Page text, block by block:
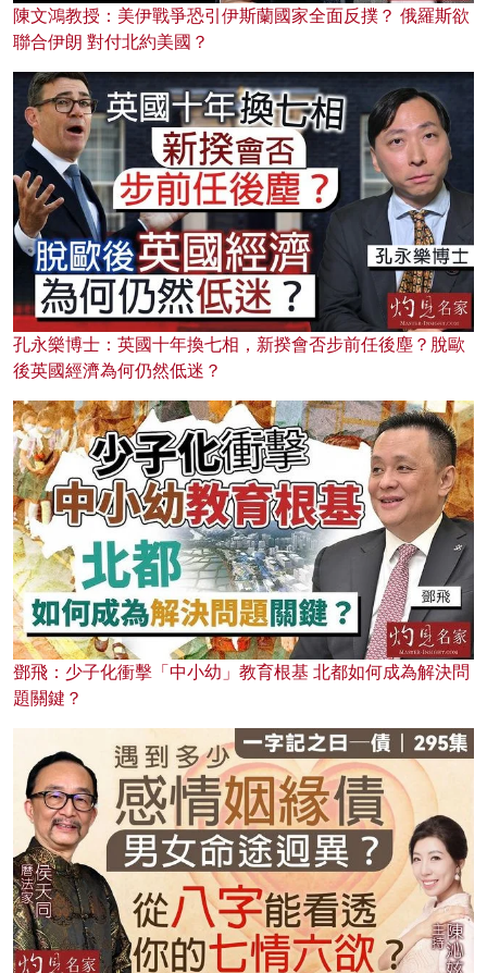
陳文鴻教授：美伊戰爭恐引伊斯蘭國家全面反撲？ 俄羅斯欲
聯合伊朗 對付北約美國？
孔永樂博士：英國十年換七相，新揆會否步前任後塵？脫歐
後英國經濟為何仍然低迷？
鄧飛：少子化衝擊「中小幼」教育根基 北都如何成為解決問
題關鍵？